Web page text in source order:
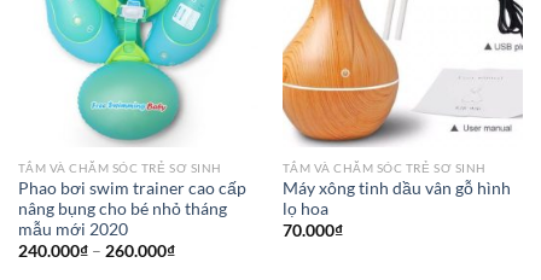
TẮM VÀ CHĂM SÓC TRẺ SƠ SINH
Phao bơi swim trainer cao cấp
nâng bụng cho bé nhỏ tháng
mẫu mới 2020
240.000₫– 260.000₫
TẮM VÀ CHĂM SÓC TRẺ SƠ SINH
Máy xông tinh dầu vân gỗ hình
lọ hoa
70.000₫